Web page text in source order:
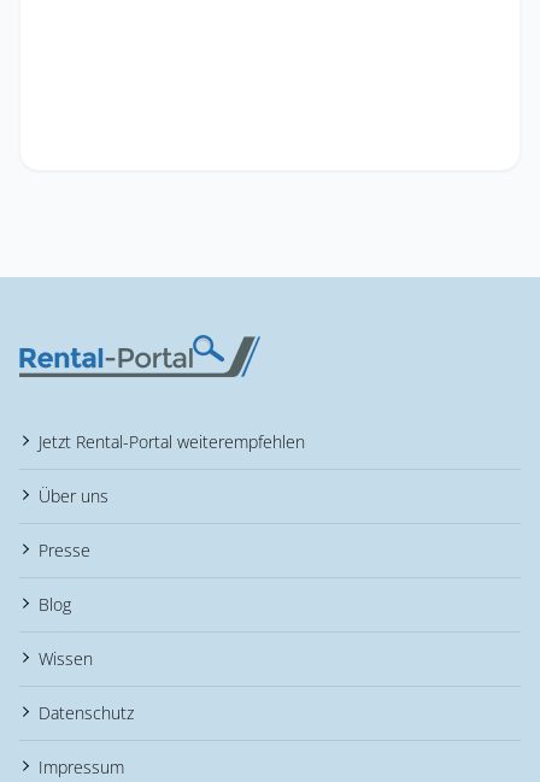
Jetzt Rental-Portal weiterempfehlen
Über uns
Presse
Blog
Wissen
Datenschutz
Impressum